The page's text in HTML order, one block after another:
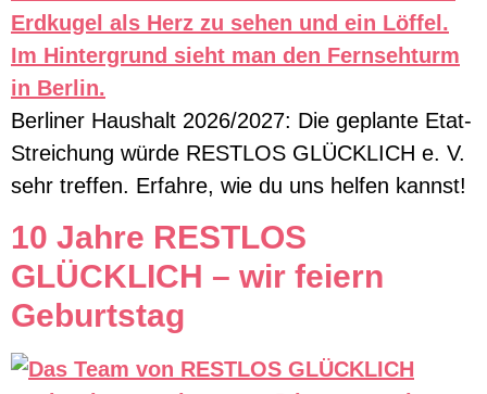
Berliner Haushalt 2026/2027: Die geplante Etat-
Streichung würde RESTLOS GLÜCKLICH e. V.
sehr treffen. Erfahre, wie du uns helfen kannst!
10 Jahre RESTLOS
GLÜCKLICH – wir feiern
Geburtstag